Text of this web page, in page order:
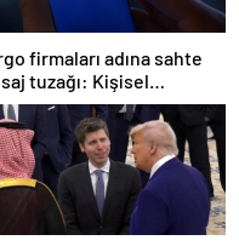
firmaları adına sahte
tuzağı: Kişisel
tehlikede!